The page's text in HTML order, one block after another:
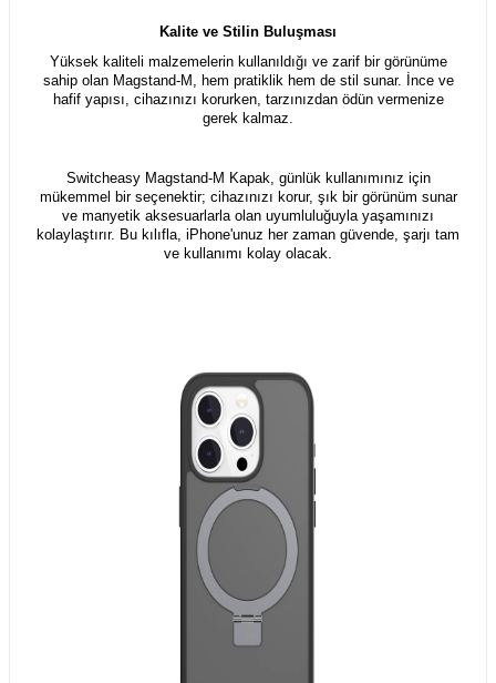
Kalite ve Stilin Buluşması
Yüksek kaliteli malzemelerin kullanıldığı ve zarif bir görünüme
sahip olan Magstand-M, hem pratiklik hem de stil sunar. İnce ve
hafif yapısı, cihazınızı korurken, tarzınızdan ödün vermenize
gerek kalmaz.
Switcheasy Magstand-M Kapak, günlük kullanımınız için
mükemmel bir seçenektir; cihazınızı korur, şık bir görünüm sunar
ve manyetik aksesuarlarla olan uyumluluğuyla yaşamınızı
kolaylaştırır. Bu kılıfla, iPhone'unuz her zaman güvende, şarjı tam
ve kullanımı kolay olacak.